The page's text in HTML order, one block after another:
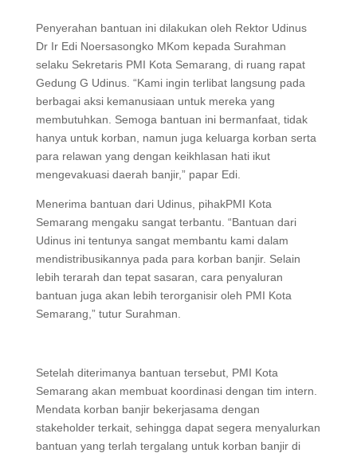
Penyerahan bantuan ini dilakukan oleh Rektor Udinus
Dr Ir Edi Noersasongko MKom kepada Surahman
selaku Sekretaris PMI Kota Semarang, di ruang rapat
Gedung G Udinus. “Kami ingin terlibat langsung pada
berbagai aksi kemanusiaan untuk mereka yang
membutuhkan. Semoga bantuan ini bermanfaat, tidak
hanya untuk korban, namun juga keluarga korban serta
para relawan yang dengan keikhlasan hati ikut
mengevakuasi daerah banjir,” papar Edi.
Menerima bantuan dari Udinus, pihakPMI Kota
Semarang mengaku sangat terbantu. “Bantuan dari
Udinus ini tentunya sangat membantu kami dalam
mendistribusikannya pada para korban banjir. Selain
lebih terarah dan tepat sasaran, cara penyaluran
bantuan juga akan lebih terorganisir oleh PMI Kota
Semarang,” tutur Surahman.
Setelah diterimanya bantuan tersebut, PMI Kota
Semarang akan membuat koordinasi dengan tim intern.
Mendata korban banjir bekerjasama dengan
stakeholder terkait, sehingga dapat segera menyalurkan
bantuan yang terlah tergalang untuk korban banjir di